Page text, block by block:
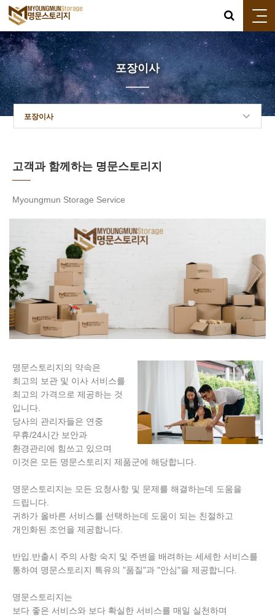
포장이사
포장이사
고객과 함께하는 명문스토리지
Myoungmun Storage Service
명문스토리지의 약속은
최고의 보관 및 이사 서비스를
최고의 가격으로 제공하는 것
입니다.
당사의 관리자들은 연중
무휴/24시간 보안과
환경관리에 힘쓰고 있으며
이것은 모든 명문스토리지 제품군에 해당합니다.
명문스토리지는 모든 요청사항 및 문제를 해결하는데 도움을
드립니다.
귀하가 올바른 서비스를 선택하는데 도움이 되는 친절하고
개인화된 조언을 제공합니다.
반입.반출시 주의 사항 숙지 및 주변을 배려하는 세세한 서비스를
통하여 명문스토리지 특유의 "품질"과 "안심"을 제공합니다.
명문스토리지는
보다 좋은 서비스와 보다 확실한 서비스를 매일 실천하며